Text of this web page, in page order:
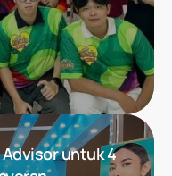
untuk 4